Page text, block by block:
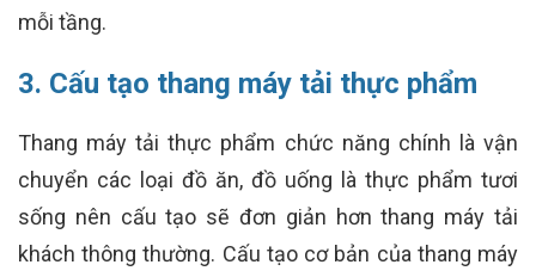
mỗi tầng.
3. Cấu tạo thang máy tải thực phẩm
Thang máy tải thực phẩm chức năng chính là vận
chuyển các loại đồ ăn, đồ uống là thực phẩm tươi
sống nên cấu tạo sẽ đơn giản hơn thang máy tải
khách thông thường. Cấu tạo cơ bản của thang máy